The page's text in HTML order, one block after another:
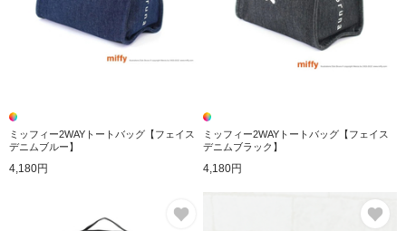
ミッフィー2WAYトートバッグ【フェイス
デニムブルー】
4,180円
ミッフィー2WAYトートバッグ【フェイス
デニムブラック】
4,180円